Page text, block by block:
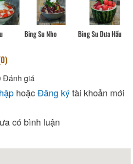
Bing Su Nho Bing Su Dưa Hấu
0)
Đánh giá
hoặcĐăng kýtài khoản mới
có bình luận